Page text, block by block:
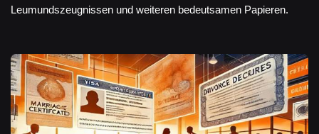
Leumundszeugnissen und weiteren bedeutsamen Papieren.